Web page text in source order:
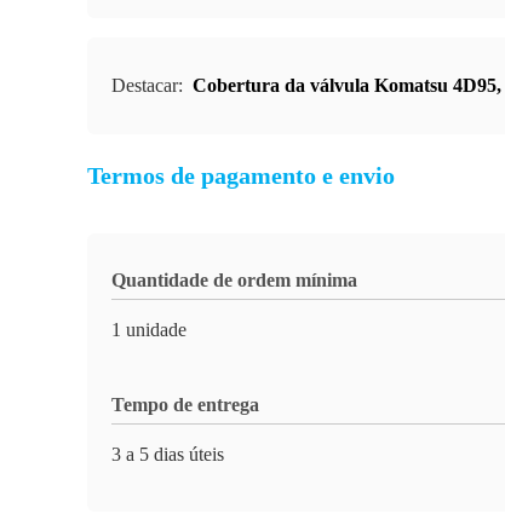
Destacar: Cobertura da válvula Komatsu 4D95,
Termos de pagamento e envio
Quantidade de ordem mínima
1 unidade
Tempo de entrega
3 a 5 dias úteis